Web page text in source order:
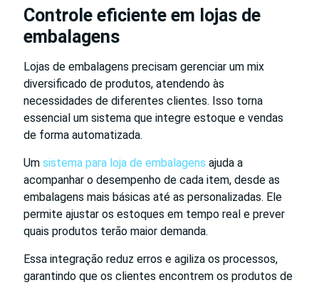
Controle eficiente em lojas de
embalagens
Lojas de embalagens precisam gerenciar um mix
diversificado de produtos, atendendo às
necessidades de diferentes clientes. Isso torna
essencial um sistema que integre estoque e vendas
de forma automatizada.
Um sistema para loja de embalagens ajuda a
acompanhar o desempenho de cada item, desde as
embalagens mais básicas até as personalizadas. Ele
permite ajustar os estoques em tempo real e prever
quais produtos terão maior demanda.
Essa integração reduz erros e agiliza os processos,
garantindo que os clientes encontrem os produtos de